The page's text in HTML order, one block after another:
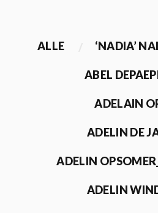
ALLE ‘NADIA’
ABEL
ADELAIN
ADELIN DE
ADELIN
ADELIN